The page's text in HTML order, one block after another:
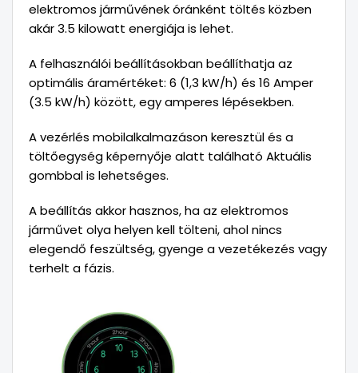
elektromos járművének óránként töltés közben
akár 3.5 kilowatt energiája is lehet.
A felhasználói beállításokban beállíthatja az
optimális áramértéket: 6 (1,3 kW/h) és 16 Amper
(3.5 kW/h) között, egy amperes lépésekben.
A vezérlés mobilalkalmazáson keresztül és a
töltőegység képernyője alatt található Aktuális
gombbal is lehetséges.
A beállítás akkor hasznos, ha az elektromos
járművet olya helyen kell tölteni, ahol nincs
elegendő feszültség, gyenge a vezetékezés vagy
terhelt a fázis.